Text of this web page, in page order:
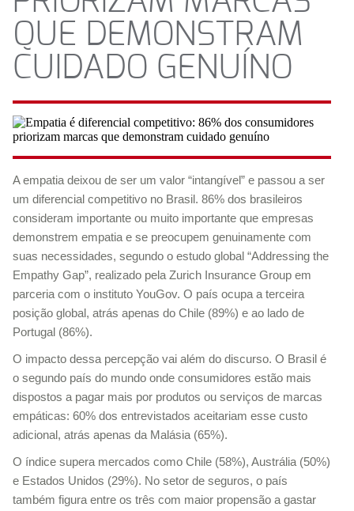
QUE DEMONSTRAM
CUIDADO GENUÍNO
A empatia deixou de ser um valor “intangível” e passou a ser
um diferencial competitivo no Brasil. 86% dos brasileiros
consideram importante ou muito importante que empresas
demonstrem empatia e se preocupem genuinamente com
suas necessidades, segundo o estudo global “Addressing the
Empathy Gap”, realizado pela Zurich Insurance Group em
parceria com o instituto YouGov. O país ocupa a terceira
posição global, atrás apenas do Chile (89%) e ao lado de
Portugal (86%).
O impacto dessa percepção vai além do discurso. O Brasil é
o segundo país do mundo onde consumidores estão mais
dispostos a pagar mais por produtos ou serviços de marcas
empáticas: 60% dos entrevistados aceitariam esse custo
adicional, atrás apenas da Malásia (65%).
O índice supera mercados como Chile (58%), Austrália (50%)
e Estados Unidos (29%). No setor de seguros, o país
também figura entre os três com maior propensão a gastar